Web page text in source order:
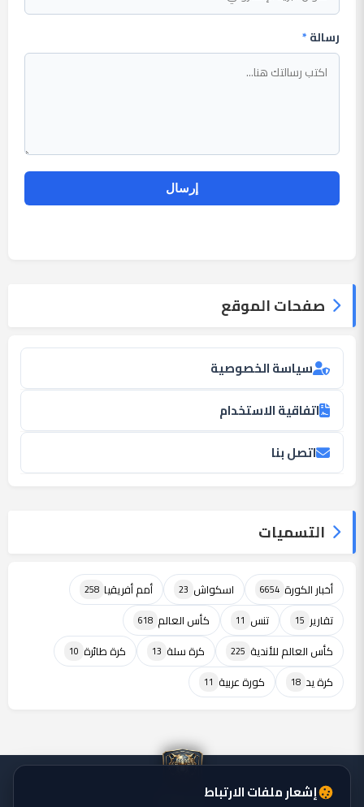
رسالة*
صفحات الموقع
سياسة الخصوصية
اتفاقية الاستخدام
اتصل بنا
التسميات
أخبار الكورة 6654 اسكواش 23 أمم أفريقيا 258
تقارير 15 تنس 11 كأس العالم 618
كأس العالم للأندية 225 كرة سلة 13 كرة طائرة 10
كرة يد 18 كورة عربية 11
إشعار ملفات الارتباط